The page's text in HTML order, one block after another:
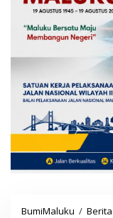
BumiMaluku / Berita